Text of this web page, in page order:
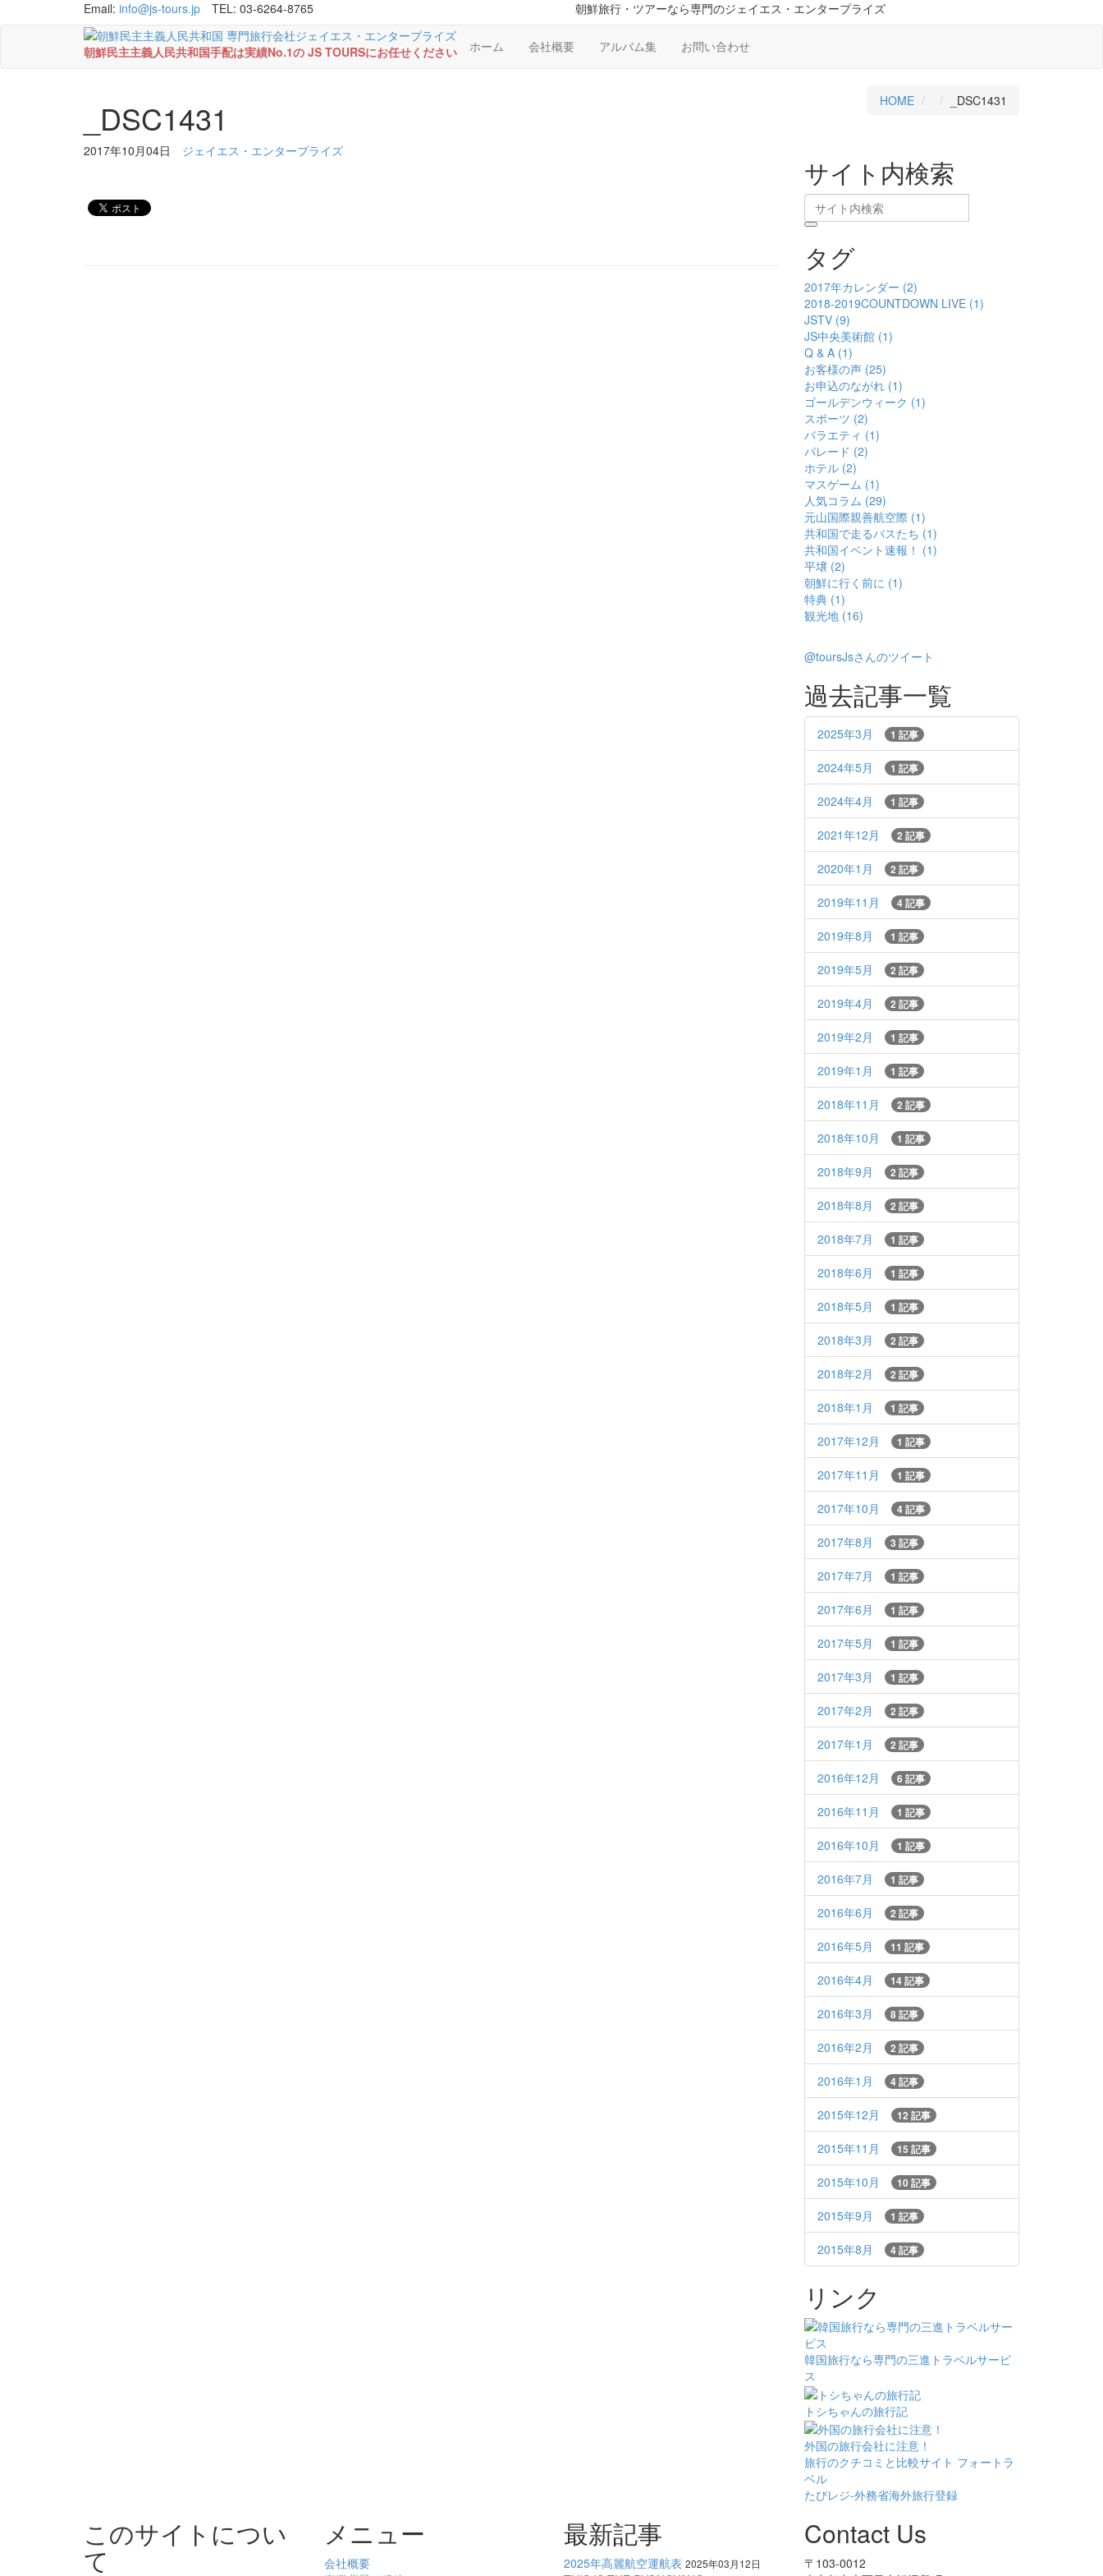
Email: info@js-tours.jp TEL: 03-6264-8765 朝鮮旅行・ツアーなら専門のジェイエス・エンタープライズ
朝鮮民主主義人民共和国手配は実績No.1の JS TOURSにお任せください ホーム 会社概要 アルバム集 お問い合わせ
_DSC1431 HOME _DSC1431
2017年10月04日 ジェイエス・エンタープライズ
サイト内検索
タグ
2017年カレンダー (2)
2018-2019COUNTDOWN LIVE (1)
JSTV (9)
JS中央美術館 (1)
Q & A (1)
お客様の声 (25)
お申込のながれ (1)
ゴールデンウィーク (1)
スポーツ (2)
バラエティ (1)
パレード (2)
ホテル (2)
マスゲーム (1)
人気コラム (29)
元山国際親善航空際 (1)
共和国で走るバスたち (1)
共和国イベント速報！ (1)
平壌 (2)
朝鮮に行く前に (1)
特典 (1)
観光地 (16)
@toursJsさんのツイート
過去記事一覧
2025年3月 1 記事
2024年5月 1 記事
2024年4月 1 記事
2021年12月 2 記事
2020年1月 2 記事
2019年11月 4 記事
2019年8月 1 記事
2019年5月 2 記事
2019年4月 2 記事
2019年2月 1 記事
2019年1月 1 記事
2018年11月 2 記事
2018年10月 1 記事
2018年9月 2 記事
2018年8月 2 記事
2018年7月 1 記事
2018年6月 1 記事
2018年5月 1 記事
2018年3月 2 記事
2018年2月 2 記事
2018年1月 1 記事
2017年12月 1 記事
2017年11月 1 記事
2017年10月 4 記事
2017年8月 3 記事
2017年7月 1 記事
2017年6月 1 記事
2017年5月 1 記事
2017年3月 1 記事
2017年2月 2 記事
2017年1月 2 記事
2016年12月 6 記事
2016年11月 1 記事
2016年10月 1 記事
2016年7月 1 記事
2016年6月 2 記事
2016年5月 11 記事
2016年4月 14 記事
2016年3月 8 記事
2016年2月 2 記事
2016年1月 4 記事
2015年12月 12 記事
2015年11月 15 記事
2015年10月 10 記事
2015年9月 1 記事
2015年8月 4 記事
リンク
韓国旅行なら専門の三進トラベルサービ
ス
トシちゃんの旅行記
外国の旅行会社に注意！
旅行のクチコミと比較サイト フォートラ
ベル
たびレジ-外務省海外旅行登録
このサイトについ
て
メニュー
会社概要
最新記事
2025年高麗航空運航表 2025年03月12日
Contact Us
〒103-0012